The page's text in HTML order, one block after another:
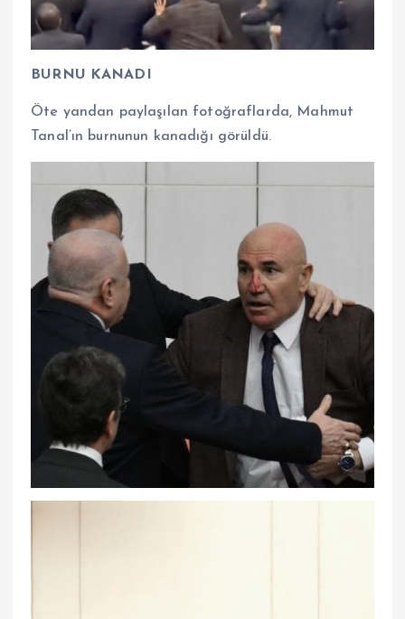
BURNU KANADI
Öte yandan paylaşılan fotoğraflarda, Mahmut
Tanal’ın burnunun kanadığı görüldü.